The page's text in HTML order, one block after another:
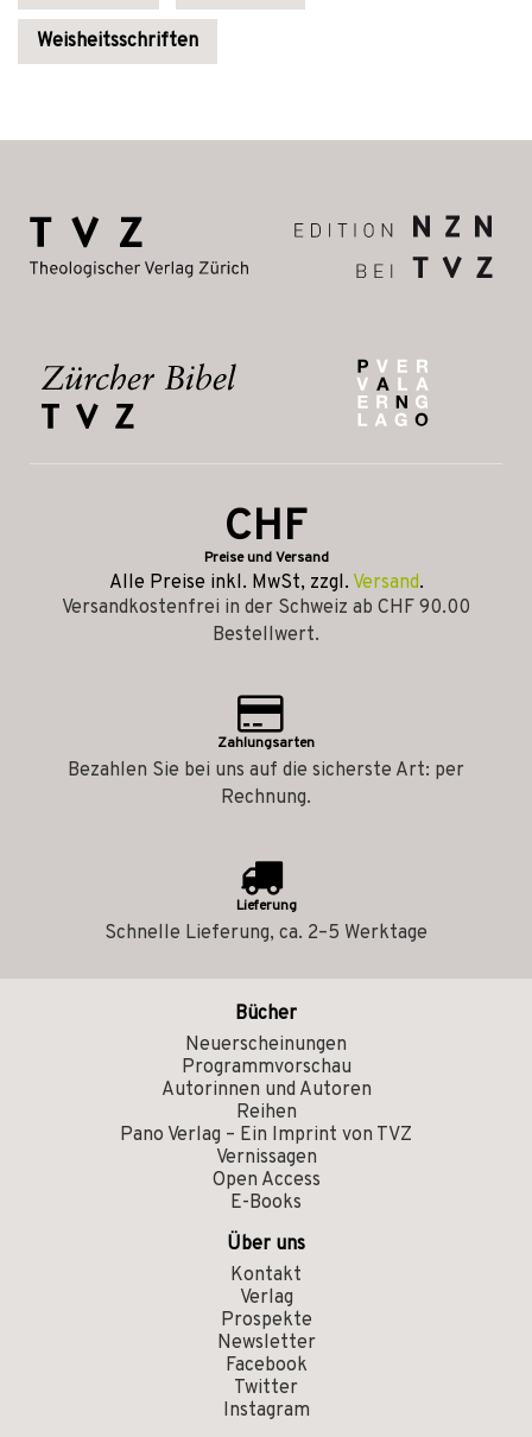
Weisheitsschriften
CHF
Preise und Versand
Alle Preise inkl. MwSt, zzgl. Versand.
Versandkostenfrei in der Schweiz ab CHF 90.00
Bestellwert.
Zahlungsarten
Bezahlen Sie bei uns auf die sicherste Art: per
Rechnung.
Lieferung
Schnelle Lieferung, ca. 2–5 Werktage
Bücher
Neuerscheinungen
Programmvorschau
Autorinnen und Autoren
Reihen
Pano Verlag – Ein Imprint von TVZ
Vernissagen
Open Access
E-Books
Über uns
Kontakt
Verlag
Prospekte
Newsletter
Facebook
Twitter
Instagram